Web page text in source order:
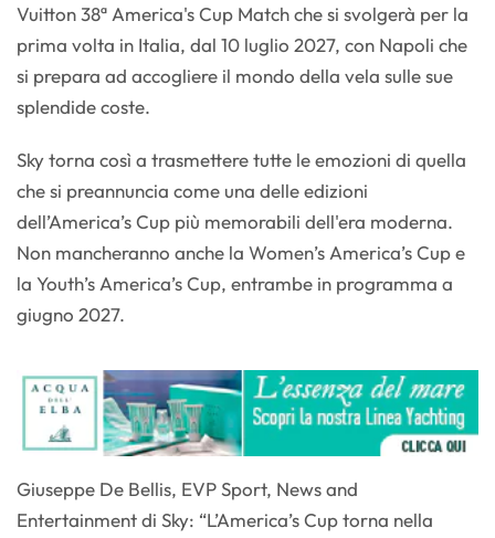
Vuitton 38ª America's Cup Match che si svolgerà per la
prima volta in Italia, dal 10 luglio 2027, con Napoli che
si prepara ad accogliere il mondo della vela sulle sue
splendide coste.
Sky torna così a trasmettere tutte le emozioni di quella
che si preannuncia come una delle edizioni
dell’America’s Cup più memorabili dell'era moderna.
Non mancheranno anche la Women’s America’s Cup e
la Youth’s America’s Cup, entrambe in programma a
giugno 2027.
Giuseppe De Bellis, EVP Sport, News and
Entertainment di Sky: “L’America’s Cup torna nella